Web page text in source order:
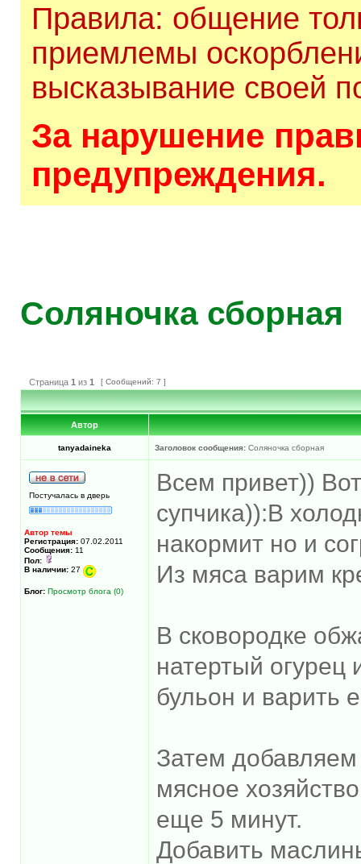
Правила: общение
приемлемы
высказывание своей
За нарушение
предупреждения.
Соляночка сборная
Страница 1 из 1 [ Сообщений: 7 ]
Автор
tanyadaineka Заголовок сообщения: Соляночка сборная
Постучалась в дверь
Автор темы
Регистрация: 07.02.2011
Сообщения: 11
Пол:
В наличии: 27
Блог: Просмотр блога (0)
Всем привет))
супчика)):В
накормит но и
Из мяса варим
В сковородке
натертый огурец
бульон и варить
Затем
мясное
еще 5 минут.
Добавить